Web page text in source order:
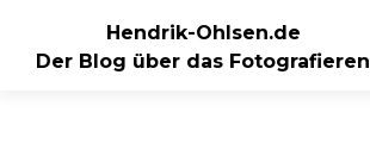
Hendrik-Ohlsen.de
Der Blog über das Fotografieren